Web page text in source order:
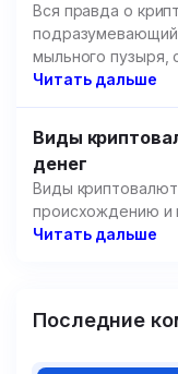
Вся правда о
мыльного пузыря,
но речь пойдет не
Читать дальше
Виды
денег
Виды
происхождению и
Читать дальше
Последние